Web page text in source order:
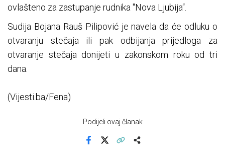
ovlašteno za zastupanje rudnika "Nova Ljubija“.
Sudija Bojana Rauš Pilipović je navela da će odluku o
otvaranju stečaja ili pak odbijanja prijedloga za
otvaranje stečaja donijeti u zakonskom roku od tri
dana.
(Vijesti.ba/Fena)
Podijeli ovaj članak